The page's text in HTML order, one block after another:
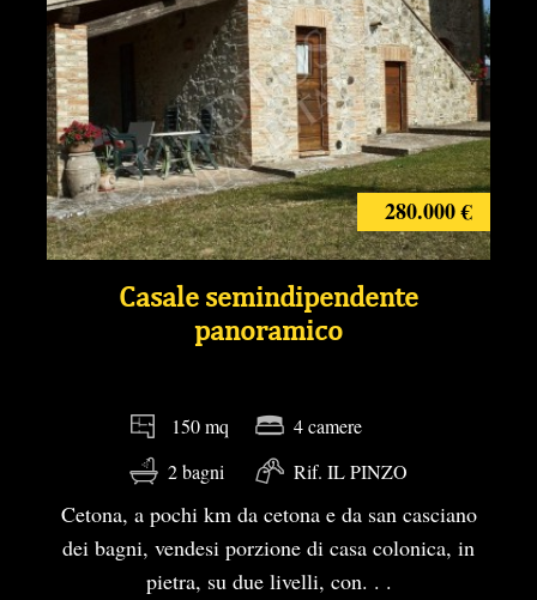
280.000 €
Casale semindipendente
panoramico
150 mq
2 bagni
4 camere
Rif. IL PINZO
Cetona, a pochi km da cetona e da san casciano
dei bagni, vendesi porzione di casa colonica, in
pietra, su due livelli, con. . .